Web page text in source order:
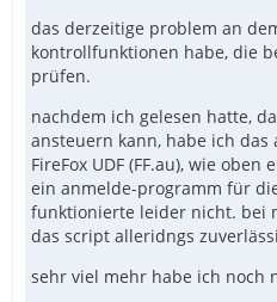
das derzeitige problem an
kontrollfunktionen habe, die
prüfen.
nachdem ich gelesen hatte,
ansteuern kann, habe ich
FireFox UDF (FF.au), wie
ein anmelde-programm für
funktionierte leider nicht. bei
das script alleridngs
sehr viel mehr habe ich noch